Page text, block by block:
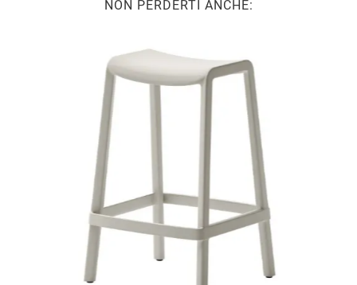
NON PERDERTI ANCHE: